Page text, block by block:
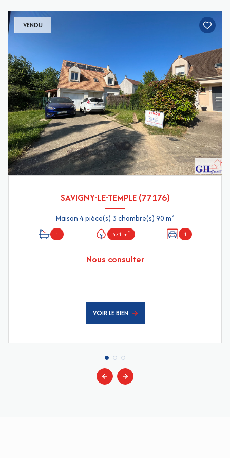
VENDU
SAVIGNY-LE-TEMPLE (77176)
Maison 4 pièce(s) 3 chambre(s) 90 m²
1 471 m² 1
Nous consulter
VOIR LE BIEN